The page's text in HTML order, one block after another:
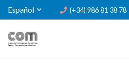
Español (+34) 986 81 38 78